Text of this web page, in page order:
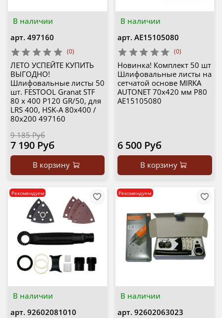
В наличии
арт. 497160
(0)
ЛЕТО УСПЕЙТЕ КУПИТЬ
ВЫГОДНО!
Шлифовальные листы 50
шт. FESTOOL Granat STF
80 x 400 P120 GR/50, для
LRS 400, HSK-A 80x400 /
80x200 497160
9 185 Руб
7 190 Руб
В корзину
В наличии
арт. AE15105080
(0)
Новинка! Комплект 50 шт
Шлифовальные листы на
сетчатой основе MIRKA
AUTONET 70х420 мм P80
AE15105080
6 500 Руб
В корзину
В наличии
Рекомендуем
арт. 92602081010
В наличии
Рекомендуем
арт. 92602063023